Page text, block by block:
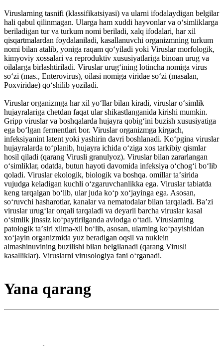
Viruslarning tasnifi (klassifikatsiyasi) va ularni ifodalaydigan belgilar
hali qabul qilinmagan. Ularga ham xuddi hayvonlar va oʻsimliklarga
beriladigan tur va turkum nomi beriladi, xalq ifodalari, har xil
qisqartmalardan foydalaniladi, kasallanuvchi organizmning turkum
nomi bilan atalib, yoniga raqam qoʻyiladi yoki Viruslar morfologik,
kimyoviy xossalari va reproduktiv xususiyatlariga binoan urug va
oilalarga birlashtiriladi. Viruslar urugʻining lotincha nomiga virus
soʻzi (mas., Enterovirus), oilasi nomiga viridae soʻzi (masalan,
Poxviridae) qoʻshilib yoziladi.
Viruslar organizmga har xil yoʻllar bilan kiradi, viruslar oʻsimlik
hujayralariga chetdan faqat ular shikastlanganida kirishi mumkin.
Gripp viruslar va boshqalarda hujayra qobigʻini buzish xususiyatiga
ega boʻlgan fermentlari bor. Viruslar organizmga kirgach,
infeksiyanint latent yoki yashirin davri boshlanadi. Koʻpgina viruslar
hujayralarda toʻplanib, hujayra ichida oʻziga xos tarkibiy qismlar
hosil qiladi (qarang Virusli granulyoz). Viruslar bilan zararlangan
oʻsimliklar, odatda, butun hayoti davomida infeksiya oʻchogʻi boʻlib
qoladi. Viruslar ekologik, biologik va boshqa. omillar taʼsirida
vujudga keladigan kuchli oʻzgaruvchanlikka ega. Viruslar tabiatda
keng tarqalgan boʻlib, ular juda koʻp xoʻjayinga ega. Asosan,
soʻruvchi hasharotlar, kanalar va nematodalar bilan tarqaladi. Baʼzi
viruslar urugʻlar orqali tarqaladi va deyarli barcha viruslar kasal
oʻsimlik jinssiz koʻpaytirilganda avlodga oʻtadi. Viruslarning
patologik taʼsiri xilma-xil boʻlib, asosan, ularning koʻpayishidan
xoʻjayin organizmida yuz beradigan oqsil va nuklein
almashinuvining buzilishi bilan belgilanadi (qarang Virusli
kasalliklar). Viruslarni virusologiya fani oʻrganadi.
Yana qarang